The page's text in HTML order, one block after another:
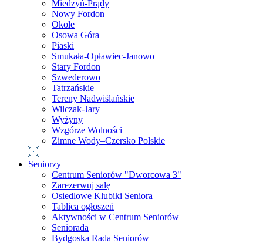
Miedzyń-Prądy
Nowy Fordon
Okole
Osowa Góra
Piaski
Smukała-Opławiec-Janowo
Stary Fordon
Szwederowo
Tatrzańskie
Tereny Nadwiślańskie
Wilczak-Jary
Wyżyny
Wzgórze Wolności
Zimne Wody–Czersko Polskie
Seniorzy
Centrum Seniorów "Dworcowa 3"
Zarezerwuj salę
Osiedlowe Klubiki Seniora
Tablica ogłoszeń
Aktywności w Centrum Seniorów
Seniorada
Bydgoska Rada Seniorów